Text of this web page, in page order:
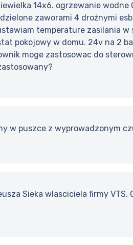
14x6. ogrzewanie wodne
zaworami 4 drożnymi
temperature zasilania
pokojowy w domu. 24v na 2
moge zastosowac do
w puszce z wyprowadzonym
Sieka wlasciciela firmy